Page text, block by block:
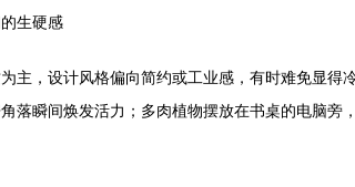
生硬感
主，设计风格偏向简约或工业感，有时难免显
落瞬间焕发活力；多肉植物摆放在书桌的电脑